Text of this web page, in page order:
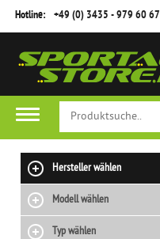
Hotline: +49 (0) 3435 - 979 60 67
Hersteller wählen
Modell wählen
Typ wählen